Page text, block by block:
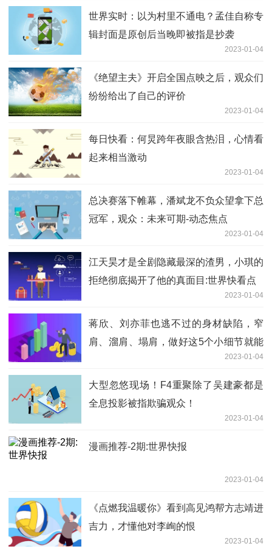
世界实时：以为村里不通电？孟佳自称专
辑封面是原创后当晚即被指是抄袭
2023-01-04
《绝望主夫》开启全国点映之后，观众们
纷纷给出了自己的评价
2023-01-04
每日快看：何炅跨年夜眼含热泪，心情看
起来相当激动
2023-01-04
总决赛落下帷幕，潘斌龙不负众望拿下总
冠军，观众：未来可期-动态焦点
2023-01-04
江天昊才是全剧隐藏最深的渣男，小琪的
拒绝彻底揭开了他的真面目:世界快看点
2023-01-04
蒋欣、刘亦菲也逃不过的身材缺陷，窄
肩、溜肩、塌肩，做好这5个小细节就能
2023-01-04
大型忽悠现场！F4重聚除了吴建豪都是
全息投影被指欺骗观众！
2023-01-04
漫画推荐-2期:世界快报
2023-01-04
《点燃我温暖你》看到高见鸿帮方志靖进
吉力，才懂他对李峋的恨
2023-01-04